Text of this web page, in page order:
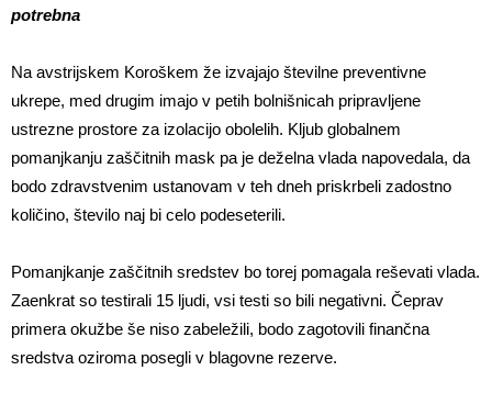
potrebna
Na avstrijskem Koroškem že izvajajo številne preventivne
ukrepe, med drugim imajo v petih bolnišnicah pripravljene
ustrezne prostore za izolacijo obolelih. Kljub globalnem
pomanjkanju zaščitnih mask pa je deželna vlada napovedala, da
bodo zdravstvenim ustanovam v teh dneh priskrbeli zadostno
količino, število naj bi celo podeseterili.
Pomanjkanje zaščitnih sredstev bo torej pomagala reševati vlada.
Zaenkrat so testirali 15 ljudi, vsi testi so bili negativni. Čeprav
primera okužbe še niso zabeležili, bodo zagotovili finančna
sredstva oziroma posegli v blagovne rezerve.